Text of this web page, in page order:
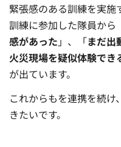
緊張感のある訓練を実施
訓練に参加した隊員から
感があった 」、「まだ出
火災現場を疑似体験でき
が出ています。
これからもを連携を続け、
きたいです。